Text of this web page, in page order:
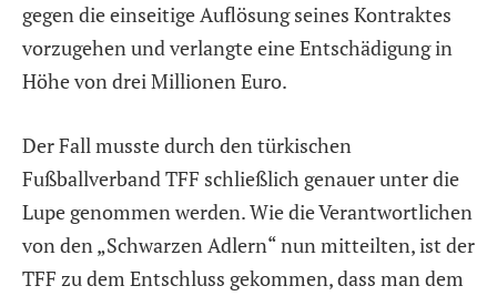
gegen die einseitige Auflösung seines Kontraktes
vorzugehen und verlangte eine Entschädigung in
Höhe von drei Millionen Euro.
Der Fall musste durch den türkischen
Fußballverband TFF schließlich genauer unter die
Lupe genommen werden. Wie die Verantwortlichen
von den „Schwarzen Adlern“ nun mitteilten, ist der
TFF zu dem Entschluss gekommen, dass man dem